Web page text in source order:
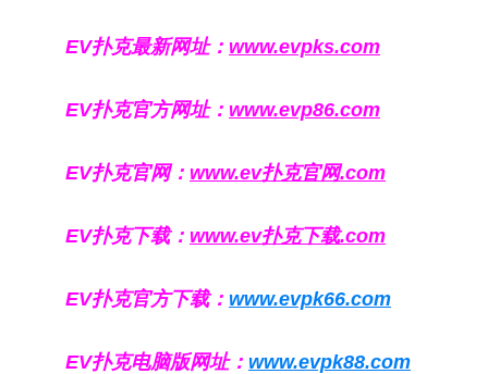
EV扑克最新网址： www.evpks.com
EV扑克官方网址： www.evp86.com
EV扑克官网： www.ev扑克官网.com
EV扑克下载： www.ev扑克下载.com
EV扑克官方下载： www.evpk66.com
EV扑克电脑版网址： www.evpk88.com